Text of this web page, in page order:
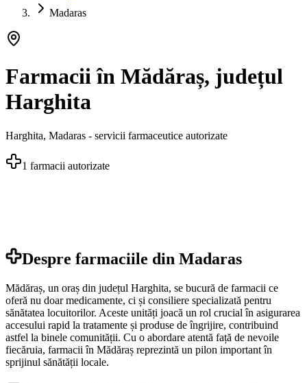
Madaras
Farmacii în Mădăraș, județul
Harghita
Harghita, Madaras - servicii farmaceutice autorizate
1 farmacii autorizate
Despre farmaciile din Madaras
Mădăraș, un oraș din județul Harghita, se bucură de farmacii ce
oferă nu doar medicamente, ci și consiliere specializată pentru
sănătatea locuitorilor. Aceste unități joacă un rol crucial în asigurarea
accesului rapid la tratamente și produse de îngrijire, contribuind
astfel la binele comunității. Cu o abordare atentă față de nevoile
fiecăruia, farmacii în Mădăraș reprezintă un pilon important în
sprijinul sănătății locale.